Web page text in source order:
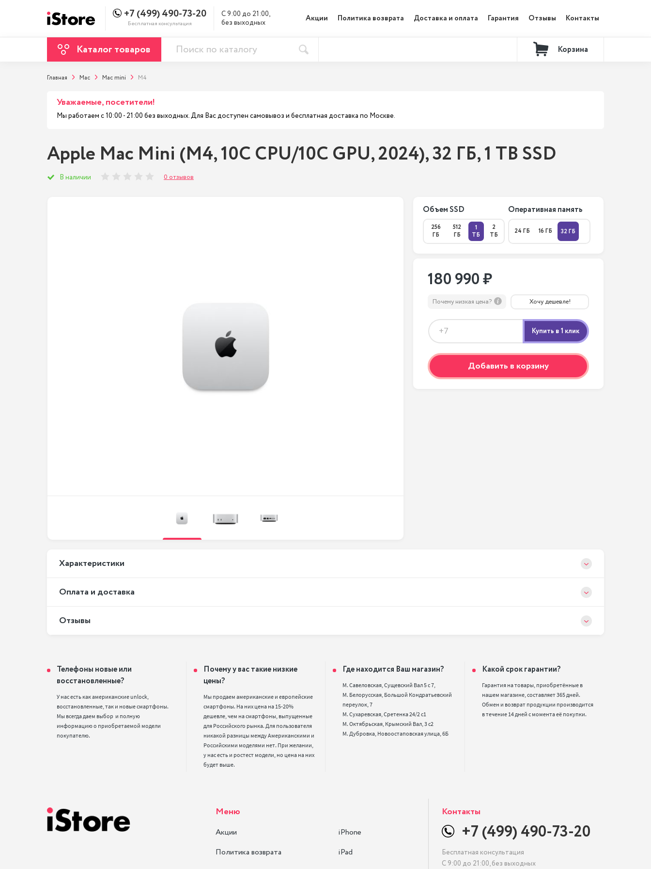
+7 (499) 490-73-20
Бесплатная консультация
С 9:00 до 21:00,
без выходных
Акции Политика возврата Доставка и оплата Гарантия Отзывы Контакты
Каталог товаров Корзина
Главная Mac Mac mini M4
Уважаемые, посетители!
Мы работаем с 10:00 - 21:00 без выходных. Для Вас доступен самовывоз и бесплатная доставка по Москве.
Apple Mac Mini (M4, 10C CPU/10C GPU, 2024), 32 ГБ, 1 TB SSD
В наличии 0 отзывов
Объем SSD
256
ГБ
512
ГБ
1
ТБ
2
ТБ
Оперативная память
24 ГБ 16 ГБ 32 ГБ
180 990 ₽
Почему низкая цена? Хочу дешевле!
Добавить в корзину
Xарактеристики
Оплата и доставка
Отзывы
Телефоны новые или
восстановленные?
У нас есть как американские unlock,
восстановленные, так и новые смартфоны.
Мы всегда даем выбор  и полную
информацию о приобретаемой модели
покупателю.
Почему у вас такие низкие
цены?
Мы продаем американские и европейские
смартфоны. На них цена на 15-20%
дешевле, чем на смартфоны, выпущенные
для Российского рынка. Для пользователя
никакой разницы между Американскими и
Российскими моделями нет. При желании,
у нас есть и ростест модели, но цена на них
будет выше.
Где находится Ваш магазин?
М. Савеловская, Сущевский Вал 5 с 7,
М. Белорусская, Большой Кондратьевский
переулок, 7
М. Сухаревская, Сретенка 24/2 с1
М. Октябрьская, Крымский Вал, 3 с2
Какой срок гарантии?
Гарантия на товары, приобретённые в
нашем магазине, составляет 365 дней.
Обмен и возврат продукции производится
в течение 14 дней с момента её покупки.
Меню
Акции
Политика возврата
iPhone
iPad
Контакты
+7 (499) 490-73-20
Бесплатная консультация
С 9:00 до 21:00, без выходных